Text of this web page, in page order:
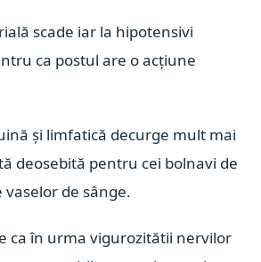
scade iar la hipotensivi
ca postul are o acțiune
și limfatică decurge mult mai
deosebită pentru cei bolnavi de
de sânge.
ca în urma vigurozitătii nervilor